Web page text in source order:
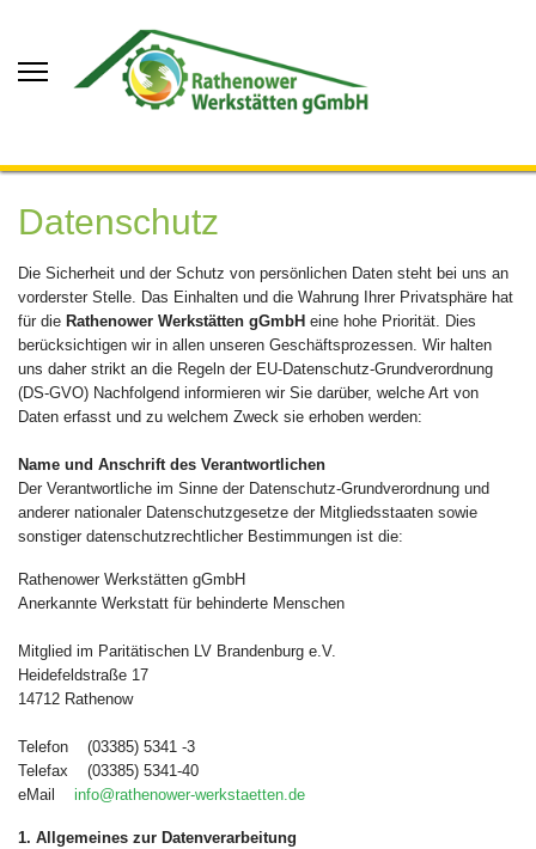
Datenschutz
Die Sicherheit und der Schutz von persönlichen Daten steht bei uns an
vorderster Stelle. Das Einhalten und die Wahrung Ihrer Privatsphäre hat
für die Rathenower Werkstätten gGmbH eine hohe Priorität. Dies
berücksichtigen wir in allen unseren Geschäftsprozessen. Wir halten
uns daher strikt an die Regeln der EU-Datenschutz-Grundverordnung
(DS-GVO) Nachfolgend informieren wir Sie darüber, welche Art von
Daten erfasst und zu welchem Zweck sie erhoben werden:
Name und Anschrift des Verantwortlichen
Der Verantwortliche im Sinne der Datenschutz-Grundverordnung und
anderer nationaler Datenschutzgesetze der Mitgliedsstaaten sowie
sonstiger datenschutzrechtlicher Bestimmungen ist die:
Rathenower Werkstätten gGmbH
Anerkannte Werkstatt für behinderte Menschen
Mitglied im Paritätischen LV Brandenburg e.V.
Heidefeldstraße 17
14712 Rathenow
Telefon (03385) 5341 -3
Telefax (03385) 5341-40
eMail info@rathenower-werkstaetten.de
1. Allgemeines zur Datenverarbeitung